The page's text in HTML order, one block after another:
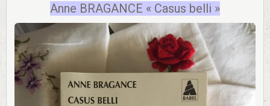
Anne BRAGANCE « Casus belli »